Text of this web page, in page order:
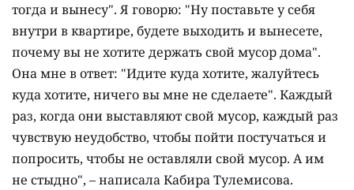
тогда и вынесу". Я говорю: "Ну поставьте у себя
внутри в квартире, будете выходить и вынесете,
почему вы не хотите держать свой мусор дома".
Она мне в ответ: "Идите куда хотите, жалуйтесь
куда хотите, ничего вы мне не сделаете". Каждый
раз, когда они выставляют свой мусор, каждый раз
чувствую неудобство, чтобы пойти постучаться и
попросить, чтобы не оставляли свой мусор. А им
не стыдно", – написала Кабира Тулемисова.